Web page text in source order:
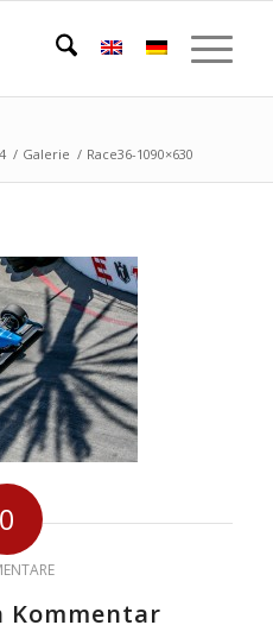
/ Galerie / Race36-1090×630
0
Kommentar